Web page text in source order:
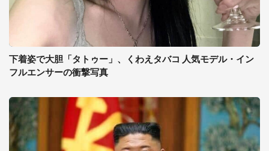
下着姿で大胆「タトゥー」、くわえタバコ 人気モデル・イン
フルエンサーの衝撃写真